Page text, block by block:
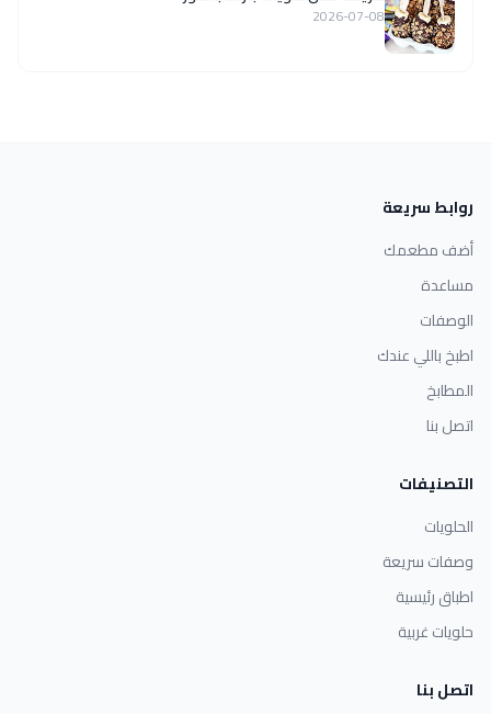
2026-07-08
روابط سريعة
أضف مطعمك
مساعدة
الوصفات
اطبخ باللي عندك
المطابخ
اتصل بنا
التصنيفات
الحلويات
وصفات سريعة
اطباق رئيسية
حلويات غربية
اتصل بنا